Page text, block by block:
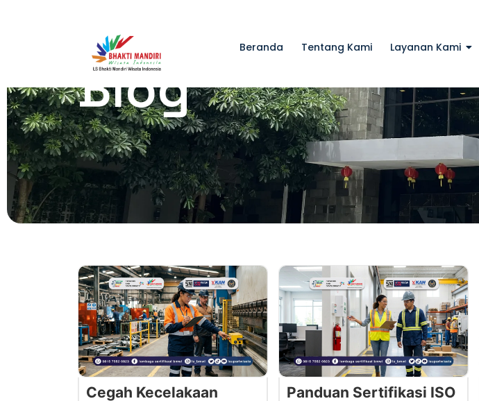
Beranda Tentang Kami Layanan Kami
Blog
Cegah Kecelakaan
Panduan Sertifikasi ISO